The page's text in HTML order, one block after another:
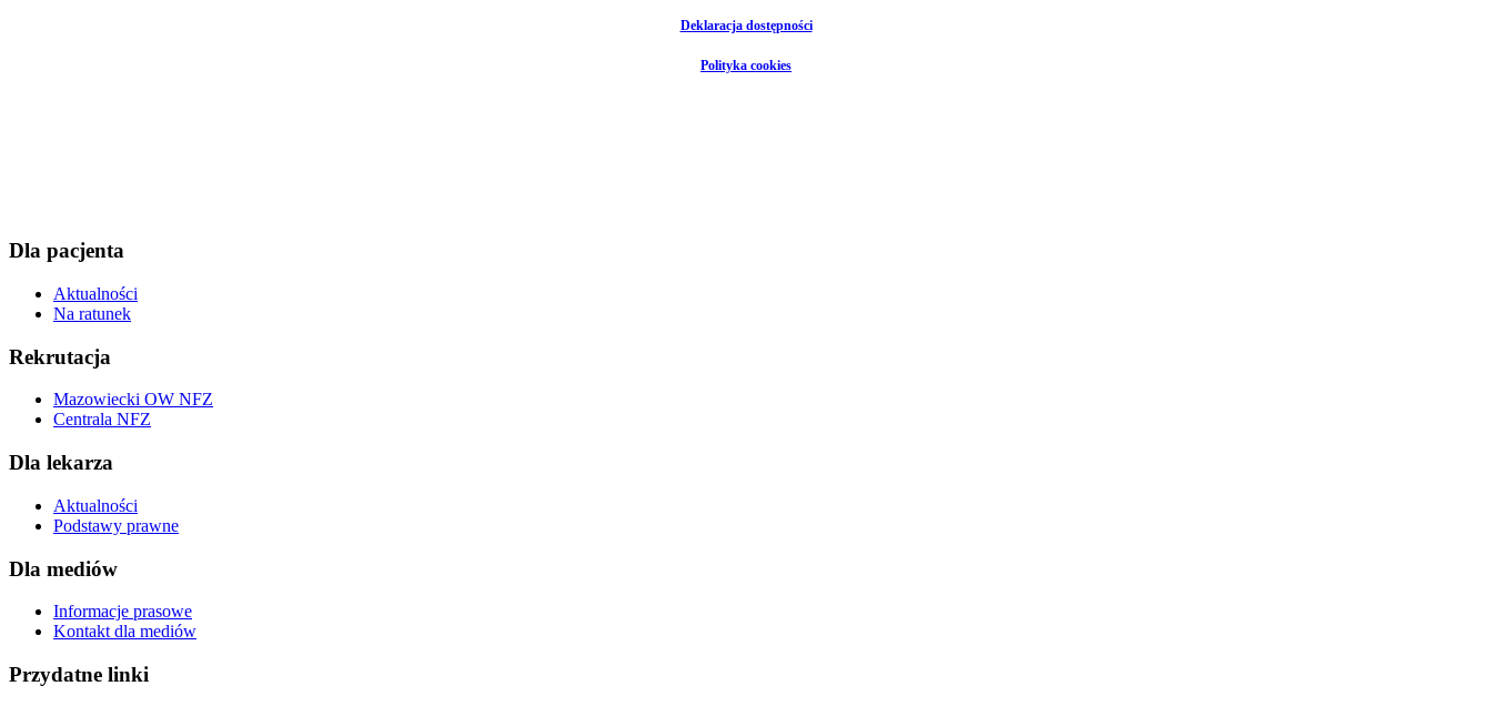
Deklaracja dostępności
Polityka cookies
Dla pacjenta
Aktualności
Na ratunek
Rekrutacja
Mazowiecki OW NFZ
Centrala NFZ
Dla lekarza
Aktualności
Podstawy prawne
Dla mediów
Informacje prasowe
Kontakt dla mediów
Przydatne linki